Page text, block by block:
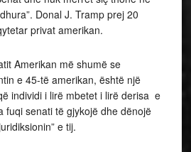
Donal J. Tramp prej 20
privat amerikan.
Amerikan më shumë se
e 45-të amerikan, është një
individi i lirë mbetet i lirë derisa e
fuqi senati të gjykojë dhe dënojë
e tij.